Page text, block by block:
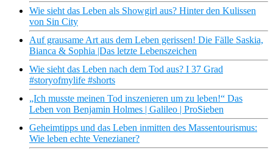
Wie sieht das Leben als Showgirl aus? Hinter den Kulissen
von Sin City
Auf grausame Art aus dem Leben gerissen! Die Fälle Saskia,
Bianca & Sophia |Das letzte Lebenszeichen
Wie sieht das Leben nach dem Tod aus? I 37 Grad
#storyofmylife #shorts
„Ich musste meinen Tod inszenieren um zu leben!“ Das
Leben von Benjamin Holmes | Galileo | ProSieben
Geheimtipps und das Leben inmitten des Massentourismus:
Wie leben echte Venezianer?